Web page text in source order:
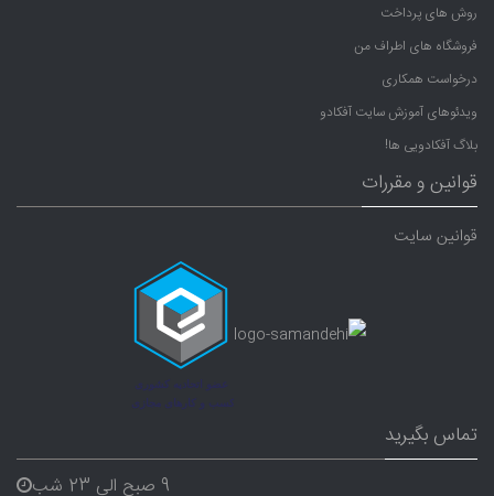
روش های پرداخت
فروشگاه های اطراف من
درخواست همکاری
ویدئوهای آموزش سایت آفکادو
بلاگ آفکادویی ها!
قوانین و مقررات
قوانین سایت
تماس بگیرید
9 صبح الی 23 شب